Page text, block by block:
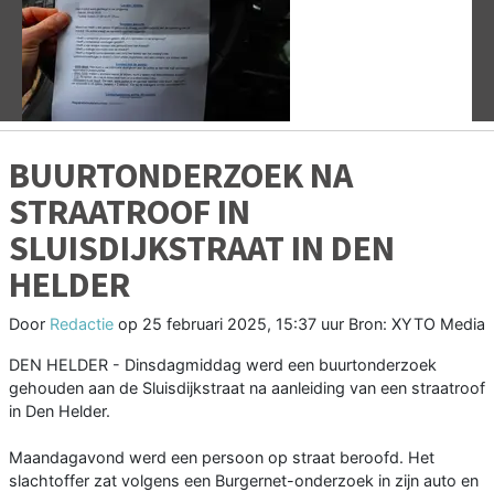
Vorige
BUURTONDERZOEK NA
STRAATROOF IN
SLUISDIJKSTRAAT IN DEN
HELDER
Door Redactie op 25 februari 2025, 15:37 uur Bron: XYTO Media
DEN HELDER - Dinsdagmiddag werd een buurtonderzoek
gehouden aan de Sluisdijkstraat na aanleiding van een straatroof
in Den Helder.
Maandagavond werd een persoon op straat beroofd. Het
slachtoffer zat volgens een Burgernet-onderzoek in zijn auto en